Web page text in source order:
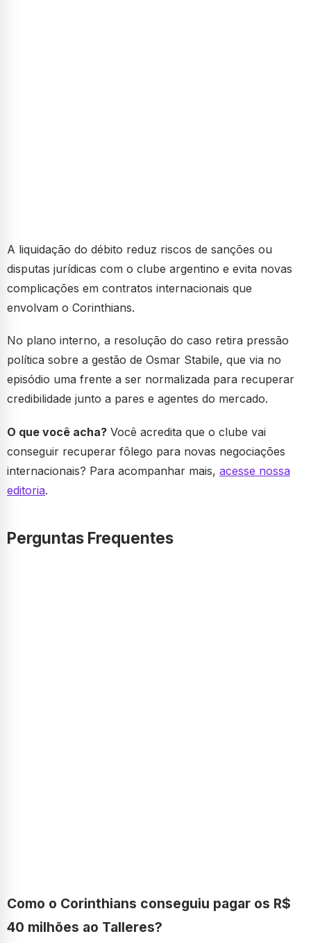
A liquidação do débito reduz riscos de sanções ou
disputas jurídicas com o clube argentino e evita novas
complicações em contratos internacionais que
envolvam o Corinthians.
No plano interno, a resolução do caso retira pressão
política sobre a gestão de Osmar Stabile, que via no
episódio uma frente a ser normalizada para recuperar
credibilidade junto a pares e agentes do mercado.
O que você acha? Você acredita que o clube vai
conseguir recuperar fôlego para novas negociações
internacionais? Para acompanhar mais, acesse nossa
editoria.
Perguntas Frequentes
Como o Corinthians conseguiu pagar os R$
40 milhões ao Talleres?